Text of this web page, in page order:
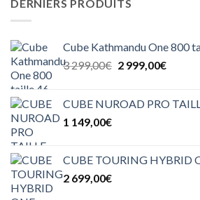
DERNIERS PRODUITS
Cube Kathmandu One 800
3 299,00€ Le
était :
2 999,00€Le
est :
CUBE NUROAD PRO
1 149,00€
CUBE TOURING HYBRID
2 699,00€